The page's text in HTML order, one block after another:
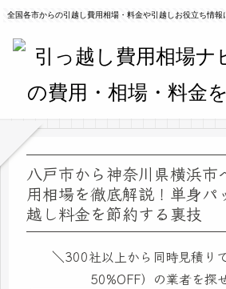
全国各市からの引越し費用相場・料金や引越しお役立ち情報
八戸市から神奈川県横浜市
用相場を徹底解説！単身パ
越し料金を節約する裏技
＼300社以上から同時見積り
50%OFF）の業者を探